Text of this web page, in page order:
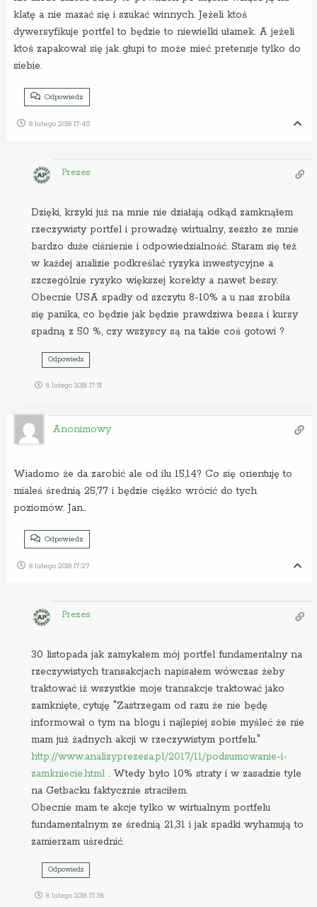
klatę a nie mazać się i szukać winnych. Jeżeli ktoś
dywersyfikuje portfel to będzie to niewielki ułamek. A jeżeli
ktoś zapakował się jak głupi to może mieć pretensje tylko do
siebie.
Odpowiedz
8 lutego 2018 17:45
Prezes
Dzięki, krzyki już na mnie nie działają odkąd zamknąłem
rzeczywisty portfel i prowadzę wirtualny, zeszło ze mnie
bardzo duże ciśnienie i odpowiedzialność. Staram się też
w każdej analizie podkreślać ryzyka inwestycyjne a
szczególnie ryzyko większej korekty a nawet bessy.
Obecnie USA spadły od szczytu 8-10% a u nas zrobiła
się panika, co będzie jak będzie prawdziwa bessa i kursy
spadną z 50 %, czy wszyscy są na takie coś gotowi ?
Odpowiedz
8 lutego 2018 17:51
Anonimowy
Wiadomo że da zarobić ale od ilu 15,14? Co się orientuję to
mialeś średnią 25,77 i będzie ciężko wrócić do tych
poziomów. Jan..
Odpowiedz
8 lutego 2018 17:27
Prezes
30 listopada jak zamykałem mój portfel fundamentalny na
rzeczywistych transakcjach napisałem wówczas żeby
traktować iż wszystkie moje transakcje traktować jako
zamknięte, cytuję "Zastrzegam od razu że nie będę
informował o tym na blogu i najlepiej sobie myśleć że nie
mam już żadnych akcji w rzeczywistym portfelu."
http://www.analizyprezesa.pl/2017/11/podsumowanie-i-
zamkniecie.html. Wtedy było 10% straty i w zasadzie tyle
na Getbacku faktycznie straciłem.
Obecnie mam te akcje tylko w wirtualnym portfelu
fundamentalnym ze średnią 21,31 i jak spadki wyhamują to
zamierzam uśrednić.
Odpowiedz
8 lutego 2018 17:38